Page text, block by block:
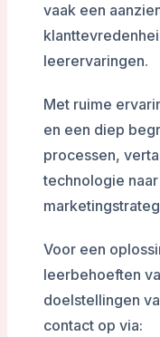
vaak een
leerervaringen.
Met ruime
en een diep
processen,
technologie
Voor een
leerbehoeften
doelstellingen
contact op via: